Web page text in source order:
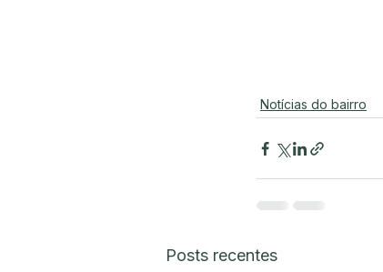
Notícias do bairro
Posts recentes